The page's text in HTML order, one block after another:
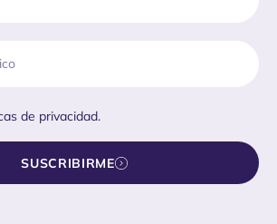
de privacidad.
SUSCRIBIRME